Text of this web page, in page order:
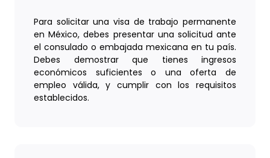
Para solicitar una visa de trabajo permanente
en México, debes presentar una solicitud ante
el consulado o embajada mexicana en tu país.
Debes demostrar que tienes ingresos
económicos suficientes o una oferta de
empleo válida, y cumplir con los requisitos
establecidos.